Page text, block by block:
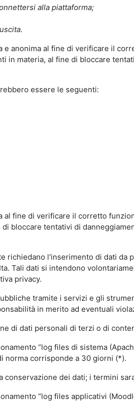
alla piattaforma;
anonima al fine di verificare il
materia, al fine di bloccare
essere le seguenti:
fine di verificare il corretto
bloccare tentativi di
richiedano l'inserimento di dati
Tali dati si intendono
privacy.
tramite i servizi e gli
in merito ad eventuali
di dati personali di terzi o di
“log files di sistema
norma corrisponde a 30 giorni (*).
dei dati; i termini
“log files applicativi